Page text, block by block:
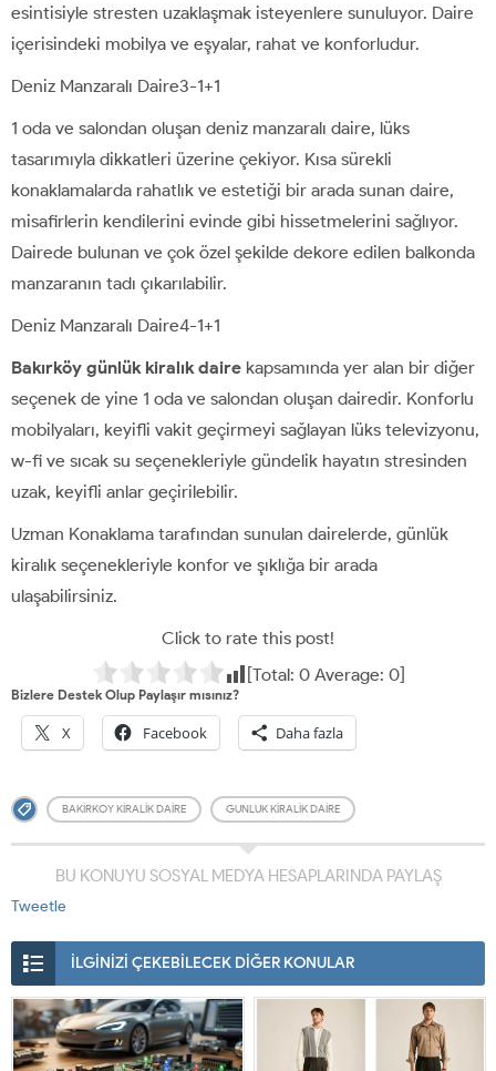
esintisiyle stresten uzaklaşmak isteyenlere sunuluyor. Daire
içerisindeki mobilya ve eşyalar, rahat ve konforludur.
Deniz Manzaralı Daire3-1+1
1 oda ve salondan oluşan deniz manzaralı daire, lüks
tasarımıyla dikkatleri üzerine çekiyor. Kısa sürekli
konaklamalarda rahatlık ve estetiği bir arada sunan daire,
misafirlerin kendilerini evinde gibi hissetmelerini sağlıyor.
Dairede bulunan ve çok özel şekilde dekore edilen balkonda
manzaranın tadı çıkarılabilir.
Deniz Manzaralı Daire4-1+1
Bakırköy günlük kiralık daire kapsamında yer alan bir diğer
seçenek de yine 1 oda ve salondan oluşan dairedir. Konforlu
mobilyaları, keyifli vakit geçirmeyi sağlayan lüks televizyonu,
w-fi ve sıcak su seçenekleriyle gündelik hayatın stresinden
uzak, keyifli anlar geçirilebilir.
Uzman Konaklama tarafından sunulan dairelerde, günlük
kiralık seçenekleriyle konfor ve şıklığa bir arada
ulaşabilirsiniz.
Click to rate this post!
[Total: 0Average: 0]
Bizlere Destek Olup Paylaşır mısınız?
X Facebook Daha fazla
BAKIRKOY KIRALIK DAIRE GUNLUK KIRALIK DAIRE
BU KONUYU SOSYAL MEDYA HESAPLARINDA PAYLAŞ
Tweetle
İLGİNİZİ ÇEKEBİLECEK DİĞER KONULAR